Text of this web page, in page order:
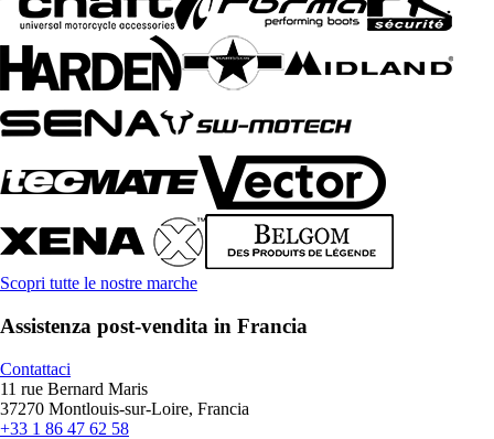
Scopri tutte le nostre marche
Assistenza post-vendita in Francia
Contattaci
11 rue Bernard Maris
37270 Montlouis-sur-Loire, Francia
+33 1 86 47 62 58